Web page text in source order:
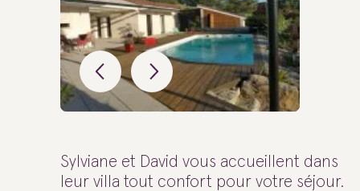
Sylviane et David vous accueillent dans
leur villa tout confort pour votre séjour.